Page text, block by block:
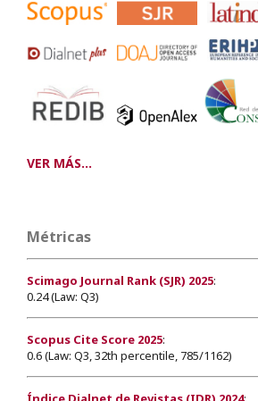
VER MÁS...
Métricas
Scimago Journal Rank (SJR) 2025:
0.24 (Law: Q3)
Scopus Cite Score 2025:
0.6 (Law: Q3, 32th percentile, 785/1162)